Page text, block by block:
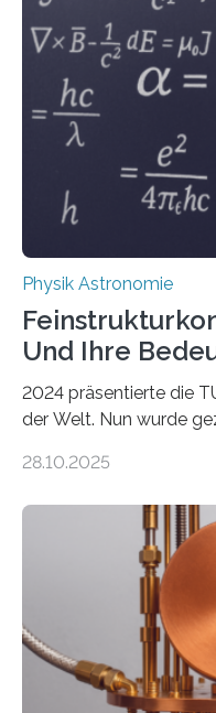
Physik Astronomie
Und Ihre
2024 präsentierte die
der Welt. Nun wurde
fundamentalen Physik
Messungen
vermutet, weltweit war
Atomkern-Zuständen
einem Team der TU
internationaler Partner
Der lange diskutierte
gefunden. Kurz darauf
28.10.2025